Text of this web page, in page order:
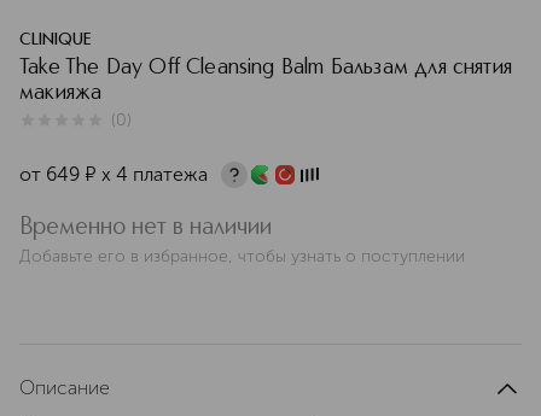
CLINIQUE
Take The Day Off Cleansing Balm Бальзам для снятия
макияжа
(0)
от 649 ¤ х 4 платежа
Временно нет в наличии
Добавьте его в избранное, чтобы узнать о поступлении
Описание